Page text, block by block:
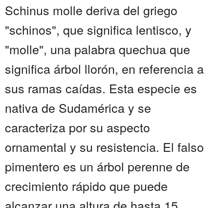
Schinus molle deriva del griego
"schinos", que significa lentisco, y
"molle", una palabra quechua que
significa árbol llorón, en referencia a
sus ramas caídas. Esta especie es
nativa de Sudamérica y se
caracteriza por su aspecto
ornamental y su resistencia. El falso
pimentero es un árbol perenne de
crecimiento rápido que puede